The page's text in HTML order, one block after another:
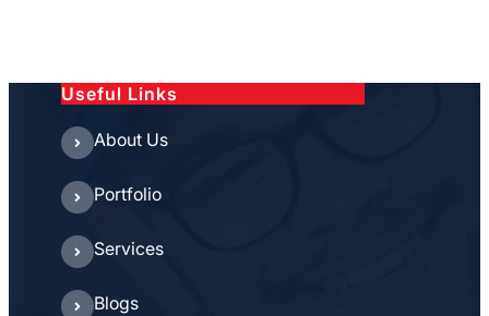
Useful Links
About Us
Portfolio
Services
Blogs